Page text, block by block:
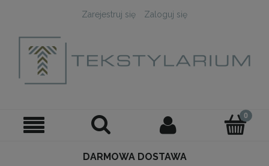
Zarejestruj się Zaloguj się
DARMOWA DOSTAWA